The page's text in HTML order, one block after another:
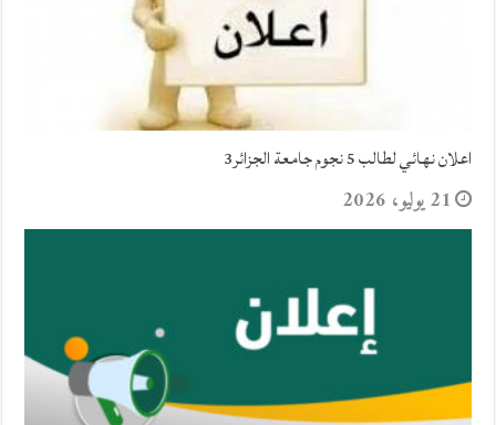
اعلان نهائي لطالب 5 نجوم جامعة الجزائر3
21 يوليو، 2026